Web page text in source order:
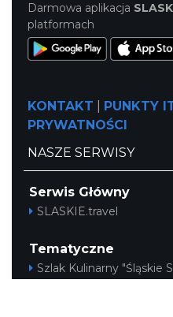
Darmowa aplikacja
platformach
KONTAKT PUNKTY
PRYWATNOŚCI
NASZE SERWISY
Serwis Główny
SLASKIE.travel
Tematyczne
Szlak Kulinarny "Śląskie